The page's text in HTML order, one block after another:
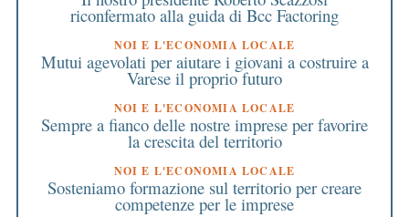
riconfermato alla guida di Bcc Factoring
NOI E L'ECONOMIA LOCALE
Mutui agevolati per aiutare i giovani a costruire a
Varese il proprio futuro
NOI E L'ECONOMIA LOCALE
Sempre a fianco delle nostre imprese per favorire
la crescita del territorio
NOI E L'ECONOMIA LOCALE
Sosteniamo formazione sul territorio per creare
competenze per le imprese